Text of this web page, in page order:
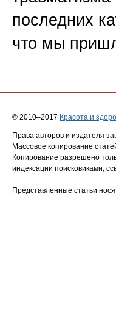
последних
что мы
© 2010–2017 Красота и
Права авторов и издателя
Массовое копирование
Копирование разрешено
индексации поисковиками,
Представленные статьи